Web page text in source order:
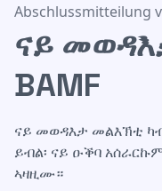
ናይ መወዳእታ መልእኽቲ ካብ
Abschlussmitteilung
ናይ
BAMF
ናይ መወዳእታ መልእኽቲ ካብ
ይብል፡ ናይ ዑቕባ
ኣዛዚሙ።